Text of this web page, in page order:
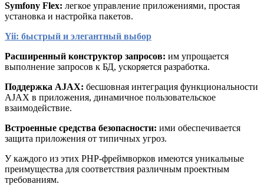
Symfony Flex: легкое управление приложениями, простая
установка и настройка пакетов.
Yii: быстрый и элегантный выбор
Расширенный конструктор запросов: им упрощается
выполнение запросов к БД, ускоряется разработка.
Поддержка AJAX: бесшовная интеграция функциональности
AJAX в приложения, динамичное пользовательское
взаимодействие.
Встроенные средства безопасности: ими обеспечивается
защита приложения от типичных угроз.
У каждого из этих PHP-фреймворков имеются уникальные
преимущества для соответствия различным проектным
требованиям.